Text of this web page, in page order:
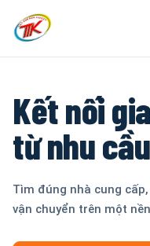
Kết nối
từ nhu
Tìm đúng nhà cung
vận chuyển trên một